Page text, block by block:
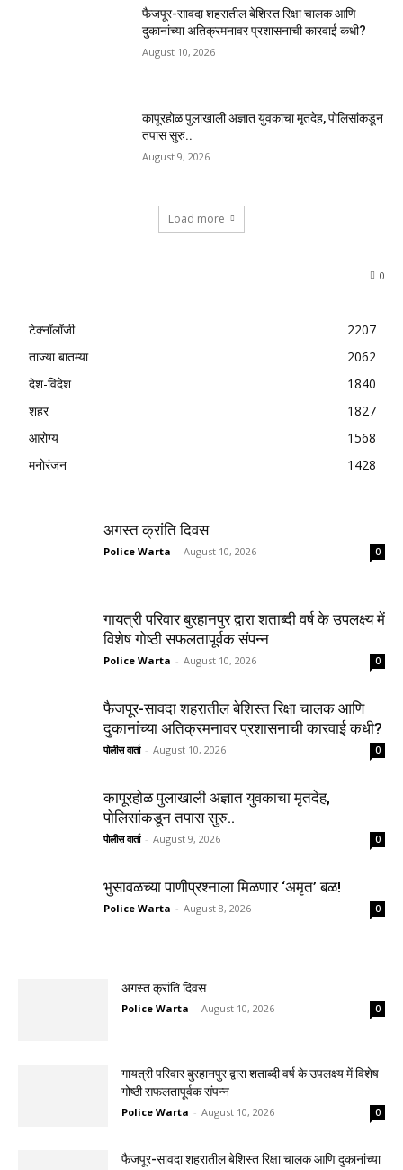
फैजपूर-सावदा शहरातील बेशिस्त रिक्षा चालक आणि
दुकानांच्या अतिक्रमनावर प्रशासनाची कारवाई कधी?
August 10, 2026
कापूरहोळ पुलाखाली अज्ञात युवकाचा मृतदेह, पोलिसांकडून
तपास सुरु..
August 9, 2026
Load more
0
टेक्नॉलॉजी
2207
ताज्या बातम्या
2062
देश-विदेश
1840
शहर
1827
आरोग्य
1568
मनोरंजन
1428
अगस्त क्रांति दिवस
Police Warta - August 10, 2026 0
गायत्री परिवार बुरहानपुर द्वारा शताब्दी वर्ष के उपलक्ष्य में
विशेष गोष्ठी सफलतापूर्वक संपन्न
Police Warta - August 10, 2026 0
फैजपूर-सावदा शहरातील बेशिस्त रिक्षा चालक आणि
दुकानांच्या अतिक्रमनावर प्रशासनाची कारवाई कधी?
पोलीस वार्ता - August 10, 2026 0
कापूरहोळ पुलाखाली अज्ञात युवकाचा मृतदेह,
पोलिसांकडून तपास सुरु..
पोलीस वार्ता - August 9, 2026 0
भुसावळच्या पाणीप्रश्नाला मिळणार ‘अमृत’ बळ!
Police Warta - August 8, 2026 0
अगस्त क्रांति दिवस
Police Warta - August 10, 2026 0
गायत्री परिवार बुरहानपुर द्वारा शताब्दी वर्ष के उपलक्ष्य में विशेष
गोष्ठी सफलतापूर्वक संपन्न
Police Warta - August 10, 2026 0
फैजपूर-सावदा शहरातील बेशिस्त रिक्षा चालक आणि दुकानांच्या